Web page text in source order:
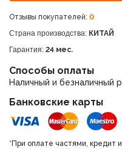
Отзывы покупателей: 0
Страна производства: КИТАЙ
Гарантия: 24 мес.
Способы оплаты
Наличный и безналичный
Банковские карты
*При оплате частями, кредит